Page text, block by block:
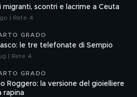
migranti, scontri e lacrime a Ceuta
| Rete 4
GRADO
le tre telefonate di Sempio
| Rete 4
GRADO
Roggero: la versione del gioielliere
rapina